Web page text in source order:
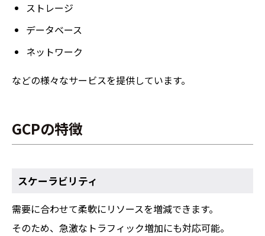
ストレージ
データベース
ネットワーク
などの様々なサービスを提供しています。
GCPの特徴
スケーラビリティ
需要に合わせて柔軟にリソースを増減できます。
そのため、急激なトラフィック増加にも対応可能。